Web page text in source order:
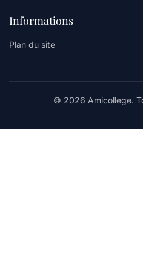
Informations
Plan du site
© 2026 Amicollege.